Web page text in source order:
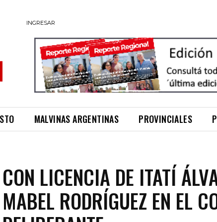
INGRESAR
MALVINAS ARGENTINAS PROVINCIALES
CON LICENCIA DE ITATÍ
MABEL RODRÍGUEZ EN EL